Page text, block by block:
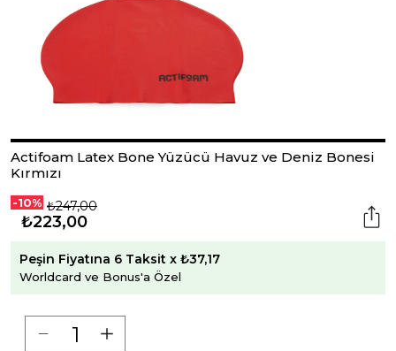
Actifoam Latex Bone Yüzücü Havuz ve Deniz Bonesi
Kırmızı
-10% ₺247,00
₺223,00
Peşin Fiyatına 6 Taksit x ₺37,17
Worldcard ve Bonus'a Özel